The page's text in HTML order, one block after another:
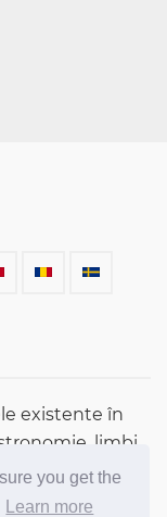
you get the
Learn more
existente în
limbi,
despre